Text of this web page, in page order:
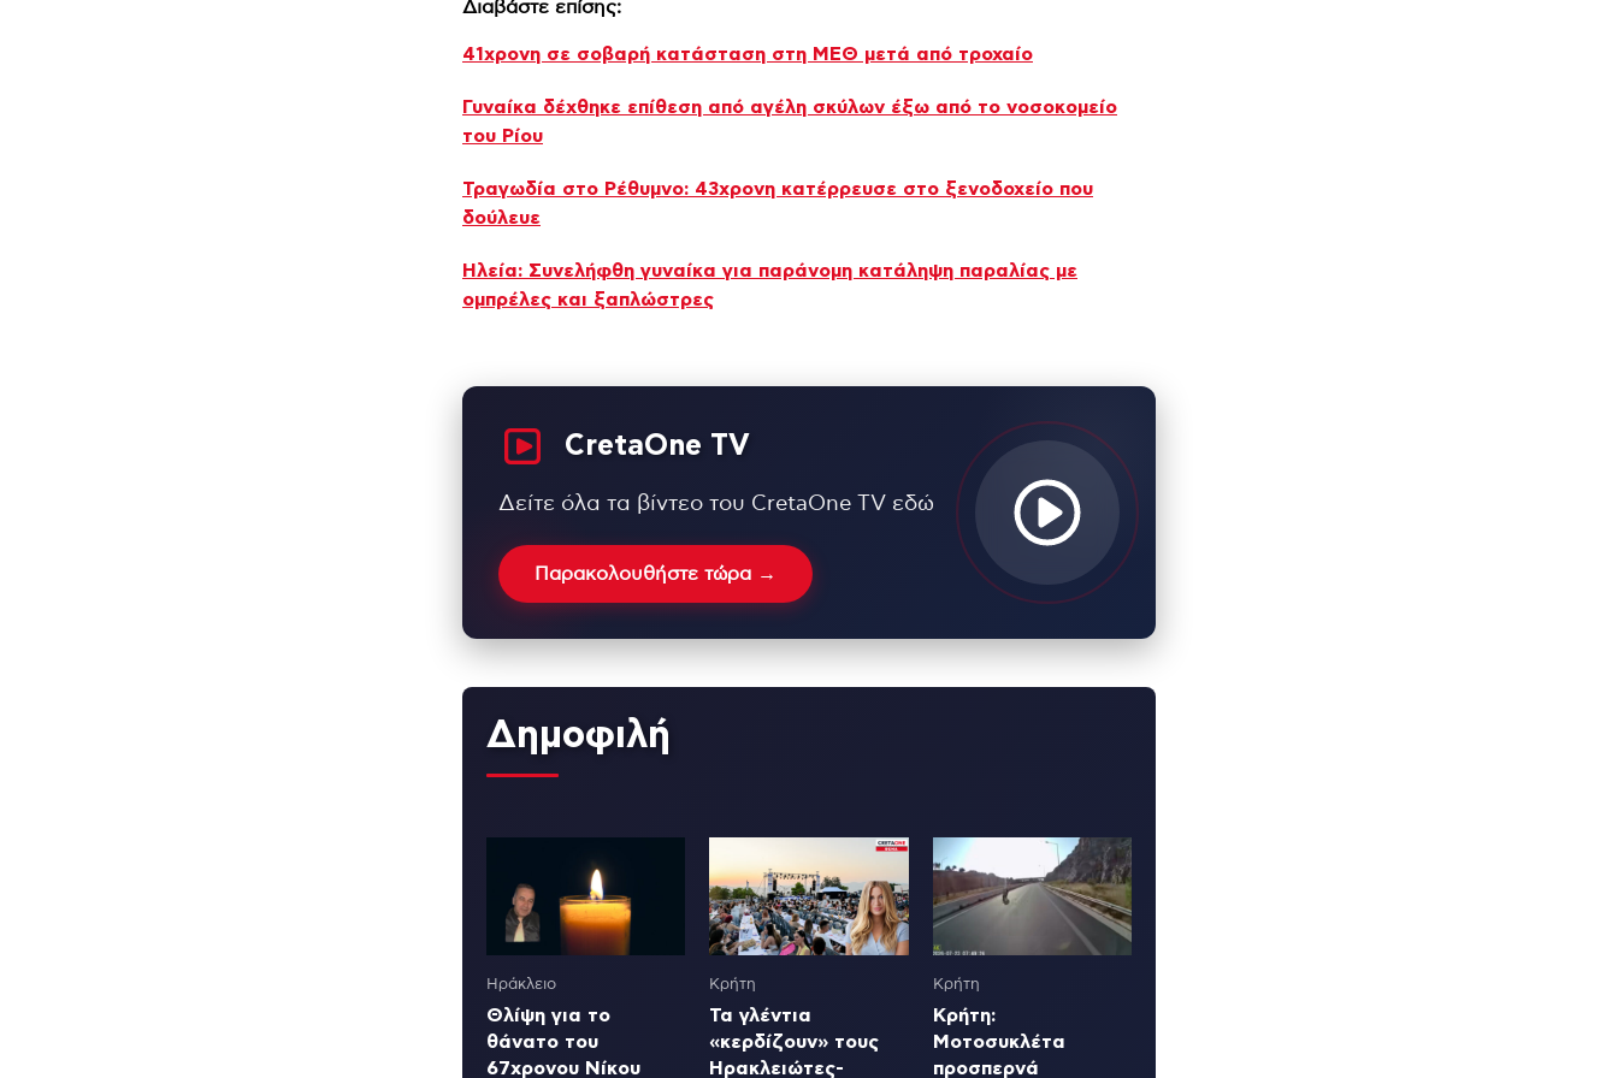
Διαβάστε επίσης:
41χρονη σε σοβαρή κατάσταση στη ΜΕΘ μετά από τροχαίο
Γυναίκα δέχθηκε επίθεση από αγέλη σκύλων έξω από το νοσοκομείο
του Ρίου
Τραγωδία στο Ρέθυμνο: 43χρονη κατέρρευσε στο ξενοδοχείο που
δούλευε
Ηλεία: Συνελήφθη γυναίκα για παράνομη κατάληψη παραλίας με
ομπρέλες και ξαπλώστρες
CretaOne TV
Δείτε όλα τα βίντεο του CretaOne TV εδώ
Παρακολουθήστε τώρα →
Δημοφιλή
Ηράκλειο
Θλίψη για το
θάνατο του
67χρονου Νίκου
Κρήτη
Τα γλέντια
«κερδίζουν» τους
Ηρακλειώτες-
Κρήτη
Κρήτη:
Μοτοσυκλέτα
προσπερνά